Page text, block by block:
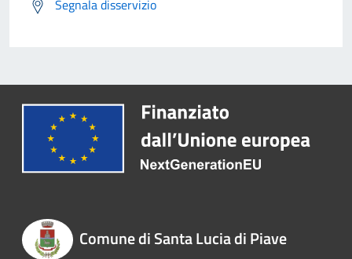
Segnala disservizio
Comune di Santa Lucia di Piave